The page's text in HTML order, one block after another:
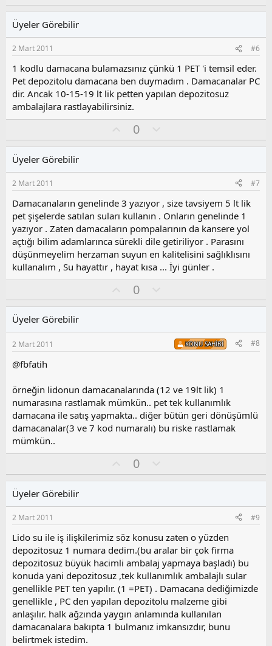
l
y l
s
u
z
o
y
a
Üyeler Görebilir
2 Mart 2011 #6
1 kodlu damacana bulamazsınız çünkü 1 PET 'i temsil eder.
Pet depozitolu damacana ben duymadım . Damacanalar PC
dir. Ancak 10-15-19 lt lik petten yapılan depozitosuz
ambalajlara rastlayabilirsiniz.
y
0
l
s
u
z
o
y
l
a
Üyeler Görebilir
2 Mart 2011 #7
Damacanaların genelinde 3 yazıyor , size tavsiyem 5 lt lik
pet şişelerde satılan suları kullanın . Onların genelinde 1
yazıyor . Zaten damacaların pompalarının da kansere yol
açtığı bilim adamlarınca sürekli dile getiriliyor . Parasını
düşünmeyelim herzaman suyun en kalitelisini sağlıklısını
kullanalım , Su hayattır , hayat kısa ... İyi günler .
y
0
l
s
u
y
l
a
Üyeler Görebilir
2 Mart 2011 KONU SAHIBI #8
@fbfatih
örneğin lidonun damacanalarında (12 ve 19lt lik) 1
numarasına rastlamak mümkün.. pet tek kullanımlık
damacana ile satış yapmakta.. diğer bütün geri dönüşümlü
damacanalar(3 ve 7 kod numaralı) bu riske rastlamak
mümkün..
y
0
l
s
u
z
o
y
l
a
Üyeler Görebilir
2 Mart 2011 #9
Lido su ile iş ilişkilerimiz söz konusu zaten o yüzden
depozitosuz 1 numara dedim.(bu aralar bir çok firma
depozitosuz büyük hacimli ambalaj yapmaya başladı) bu
konuda yani depozitosuz ,tek kullanımlık ambalajlı sular
genellikle PET ten yapılır. (1 =PET) . Damacana dediğimizde
genellikle , PC den yapılan depozitolu malzeme gibi
anlaşılır. halk ağzında yaygın anlamında kullanılan
damacanalara bakıpta 1 bulmanız imkansızdır, bunu
belirtmek istedim.